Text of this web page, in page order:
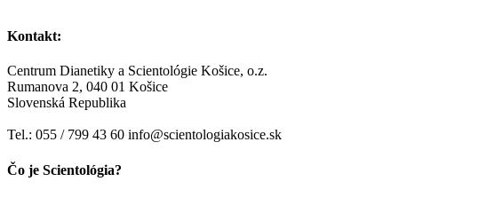
Kontakt:
Centrum Dianetiky a Scientológie Košice, o.z.
Rumanova 2, 040 01 Košice
Slovenská Republika
Tel.: 055 / 799 43 60 info@scientologiakosice.sk
Čo je Scientológia?